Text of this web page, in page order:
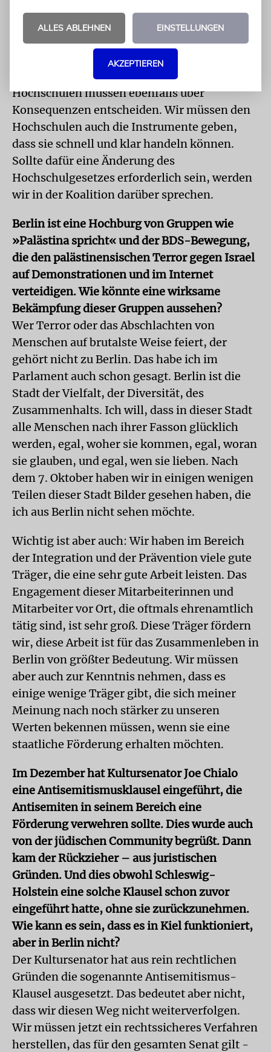
Gründen die Rede sein?
Der Straftäter, der den jungen Mann schwer
verletzt hat, muss konsequent bestraft
werden. Und ich wiederhole mich: Die
Hochschulen müssen ebenfalls über
Konsequenzen entscheiden. Wir müssen den
Hochschulen auch die Instrumente geben,
dass sie schnell und klar handeln können.
Sollte dafür eine Änderung des
Hochschulgesetzes erforderlich sein, werden
wir in der Koalition darüber sprechen.
Berlin ist eine Hochburg von Gruppen wie
»Palästina spricht« und der BDS-Bewegung,
die den palästinensischen Terror gegen Israel
auf Demonstrationen und im Internet
verteidigen. Wie könnte eine wirksame
Bekämpfung dieser Gruppen aussehen?
Wer Terror oder das Abschlachten von
Menschen auf brutalste Weise feiert, der
gehört nicht zu Berlin. Das habe ich im
Parlament auch schon gesagt. Berlin ist die
Stadt der Vielfalt, der Diversität, des
Zusammenhalts. Ich will, dass in dieser Stadt
alle Menschen nach ihrer Fasson glücklich
werden, egal, woher sie kommen, egal, woran
sie glauben, und egal, wen sie lieben. Nach
dem 7. Oktober haben wir in einigen wenigen
Teilen dieser Stadt Bilder gesehen haben, die
ich aus Berlin nicht sehen möchte.
Wichtig ist aber auch: Wir haben im Bereich
der Integration und der Prävention viele gute
Träger, die eine sehr gute Arbeit leisten. Das
Engagement dieser Mitarbeiterinnen und
Mitarbeiter vor Ort, die oftmals ehrenamtlich
tätig sind, ist sehr groß. Diese Träger fördern
wir, diese Arbeit ist für das Zusammenleben in
Berlin von größter Bedeutung. Wir müssen
aber auch zur Kenntnis nehmen, dass es
einige wenige Träger gibt, die sich meiner
Meinung nach noch stärker zu unseren
Werten bekennen müssen, wenn sie eine
staatliche Förderung erhalten möchten.
Im Dezember hat Kultursenator Joe Chialo
eine Antisemitismusklausel eingeführt, die
Antisemiten in seinem Bereich eine
Förderung verwehren sollte. Dies wurde auch
von der jüdischen Community begrüßt. Dann
kam der Rückzieher – aus juristischen
Gründen. Und dies obwohl Schleswig-
Holstein eine solche Klausel schon zuvor
eingeführt hatte, ohne sie zurückzunehmen.
Wie kann es sein, dass es in Kiel funktioniert,
aber in Berlin nicht?
Der Kultursenator hat aus rein rechtlichen
Gründen die sogenannte Antisemitismus-
Klausel ausgesetzt. Das bedeutet aber nicht,
dass wir diesen Weg nicht weiterverfolgen.
Wir müssen jetzt ein rechtssicheres Verfahren
herstellen, das für den gesamten Senat gilt -
ALLES ABLEHNEN EINSTELLUNGEN
AKZEPTIEREN